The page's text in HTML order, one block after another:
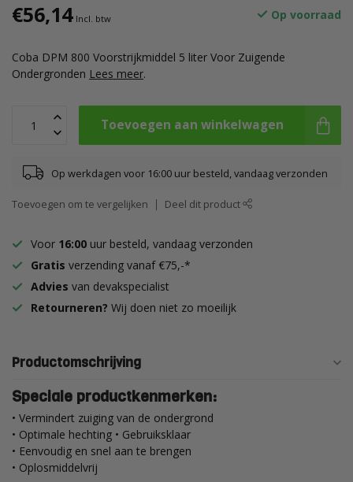
€56,14 Incl. btw Op voorraad
Coba DPM 800 Voorstrijkmiddel 5 liter Voor Zuigende
Ondergronden Lees meer.
Toevoegen aan winkelwagen
Op werkdagen voor 16:00 uur besteld, vandaag verzonden
Toevoegen om te vergelijken Deel dit product
Voor 16:00 uur besteld, vandaag verzonden
Gratis verzending vanaf €75,-*
Advies van devakspecialist
Retourneren? Wij doen niet zo moeilijk
Productomschrijving
Speciale productkenmerken:
• Vermindert zuiging van de ondergrond
• Optimale hechting • Gebruiksklaar
• Eenvoudig en snel aan te brengen
• Oplosmiddelvrij